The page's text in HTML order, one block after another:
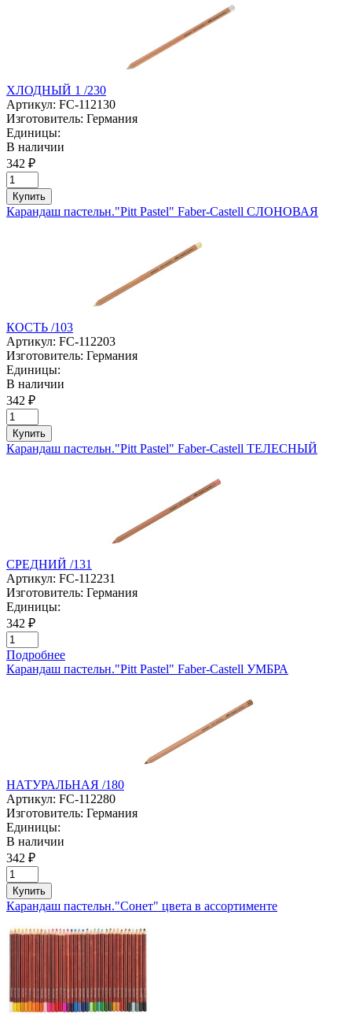
ХЛОДНЫЙ 1 /230
Артикул: FC-112130
Изготовитель: Германия
Единицы:
В наличии
342 ₽
Купить
Карандаш пастельн."Pitt Pastel" Faber-Castell СЛОНОВАЯ
КОСТЬ /103
Артикул: FC-112203
Изготовитель: Германия
Единицы:
В наличии
342 ₽
Купить
Карандаш пастельн."Pitt Pastel" Faber-Castell ТЕЛЕСНЫЙ
СРЕДНИЙ /131
Артикул: FC-112231
Изготовитель: Германия
Единицы:
342 ₽
Подробнее
Карандаш пастельн."Pitt Pastel" Faber-Castell УМБРА
НАТУРАЛЬНАЯ /180
Артикул: FC-112280
Изготовитель: Германия
Единицы:
В наличии
342 ₽
Купить
Карандаш пастельн."Сонет" цвета в ассортименте